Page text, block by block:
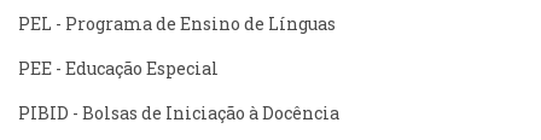
PEL - Programa de Ensino de Línguas
PEE - Educação Especial
PIBID - Bolsas de Iniciação à Docência